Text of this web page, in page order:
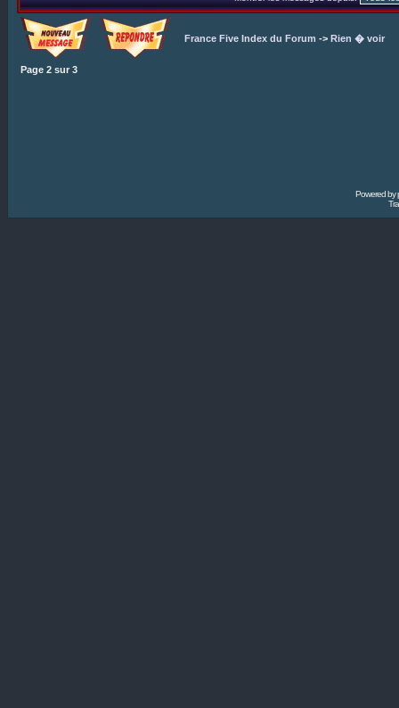
France Five Index du Forum -> Rien � voir
Page 2 sur 3
Powered by